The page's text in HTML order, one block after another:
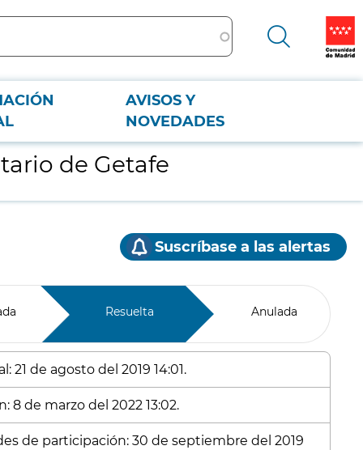
AVISOS Y
NOVEDADES
de Getafe
Suscríbase a las alertas
Resuelta Anulada
de agosto del 2019 14:01.
8 de marzo del 2022 13:02.
de participación: 30 de septiembre del 2019